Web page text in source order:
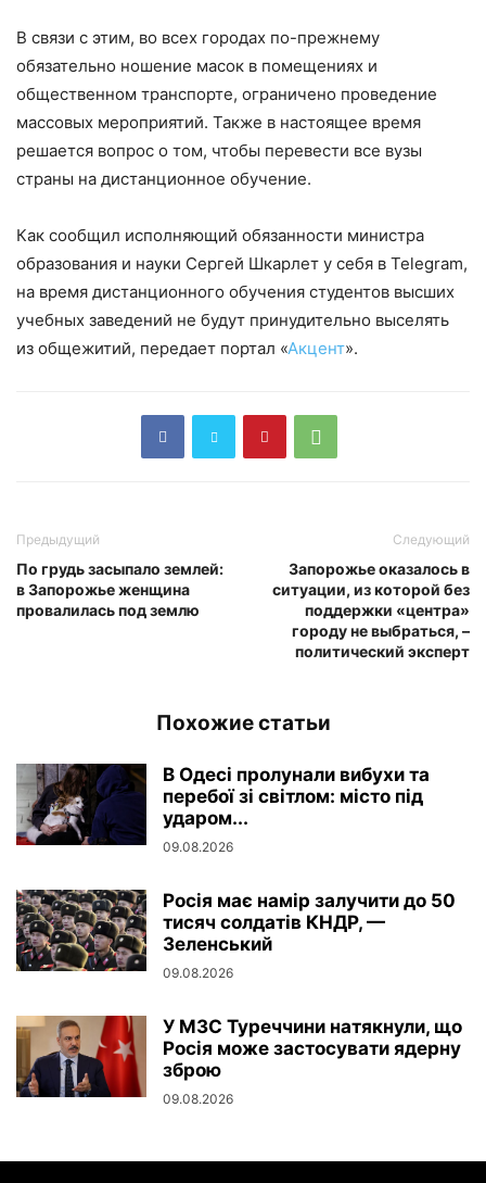
В связи с этим, во всех городах по-прежнему
обязательно ношение масок в помещениях и
общественном транспорте, ограничено проведение
массовых мероприятий. Также в настоящее время
решается вопрос о том, чтобы перевести все вузы
страны на дистанционное обучение.
Как сообщил исполняющий обязанности министра
образования и науки Сергей Шкарлет у себя в Telegram,
на время дистанционного обучения студентов высших
учебных заведений не будут принудительно выселять
из общежитий, передает портал «Акцент».
Предыдущий
По грудь засыпало землей:
в Запорожье женщина
провалилась под землю
Следующий
Запорожье оказалось в
ситуации, из которой без
поддержки «центра»
городу не выбраться, –
политический эксперт
Похожие статьи
В Одесі пролунали вибухи та
перебої зі світлом: місто під
ударом...
09.08.2026
Росія має намір залучити до 50
тисяч солдатів КНДР, —
Зеленський
09.08.2026
У МЗС Туреччини натякнули, що
Росія може застосувати ядерну
зброю
09.08.2026